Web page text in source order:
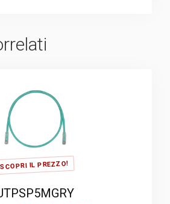
SCOPRI IL PREZZO!